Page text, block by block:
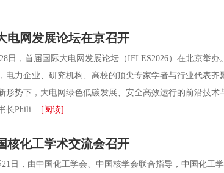
电网发展论坛在京召开
，首届国际大电网发展论坛（IFLES2026）在北京举办
电力企业、研究机构、高校的顶尖专家学者与行业代表
形势下，大电网绿色低碳发展、安全高效运行的前沿技
长Phili... [阅读]
核化工学术交流会召开
，由中国化工学会、中国核学会联合指导，中国化工